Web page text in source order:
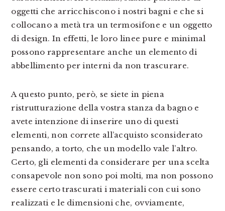
oggetti che arricchiscono i nostri bagni e che si
collocano a metà tra un termosifone e un oggetto
di design. In effetti, le loro linee pure e minimal
possono rappresentare anche un elemento di
abbellimento per interni da non trascurare.
A questo punto, però, se siete in piena
ristrutturazione della vostra stanza da bagno e
avete intenzione di inserire uno di questi
elementi, non correte all’acquisto sconsiderato
pensando, a torto, che un modello vale l’altro.
Certo, gli elementi da considerare per una scelta
consapevole non sono poi molti, ma non possono
essere certo trascurati i materiali con cui sono
realizzati e le dimensioni che, ovviamente,